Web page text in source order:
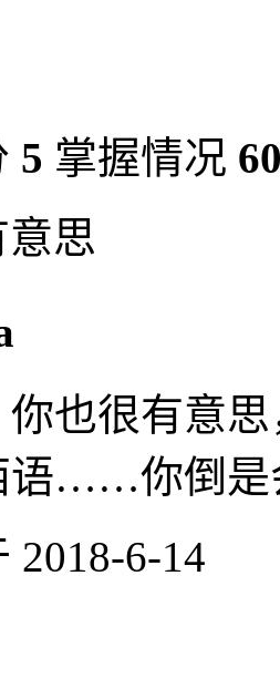
5 掌握情况
思
你也很有意
语……你倒是
2018-6-14